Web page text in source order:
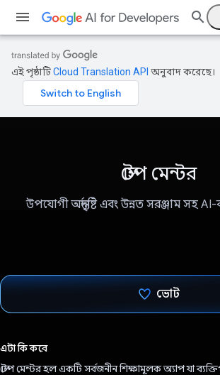
এই পৃষ্ঠাটিCloud Translation API অনুবাদ করেছে।
স্টেপ মেন্টর
উপযোগী অন্তর্দৃষ্টি এবং উন্নত সরঞ্জাম সহ AI-
ভোট
এটা কি করে
স্টেপ মেন্টর হল একটি সর্বজনীন শিক্ষামূলক অ্যাপ যা